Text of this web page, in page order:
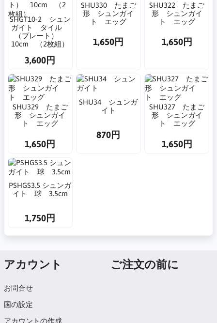
SHGT10-2 シュン
ガイト タイル
（プレート）
10cm （2枚組）
3,600円
SHU330 たまご
形 シュンガイ
ト エッグ
1,650円
SHU322 たまご
形 シュンガイ
ト エッグ
1,650円
SHU329 たまご
形 シュンガイ
ト エッグ
1,650円
SHU34 シュンガ
イト
870円
SHU327 たまご
形 シュンガイ
ト エッグ
1,650円
PSHGS3.5 シュンガ
イト 球 3.5cm
1,750円
アカウント
お問合せ
国の設定
アカウントの作成
ご注文の前に